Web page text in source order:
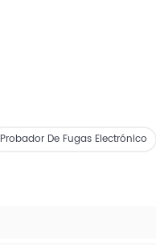
Probador De Fugas Electrónico